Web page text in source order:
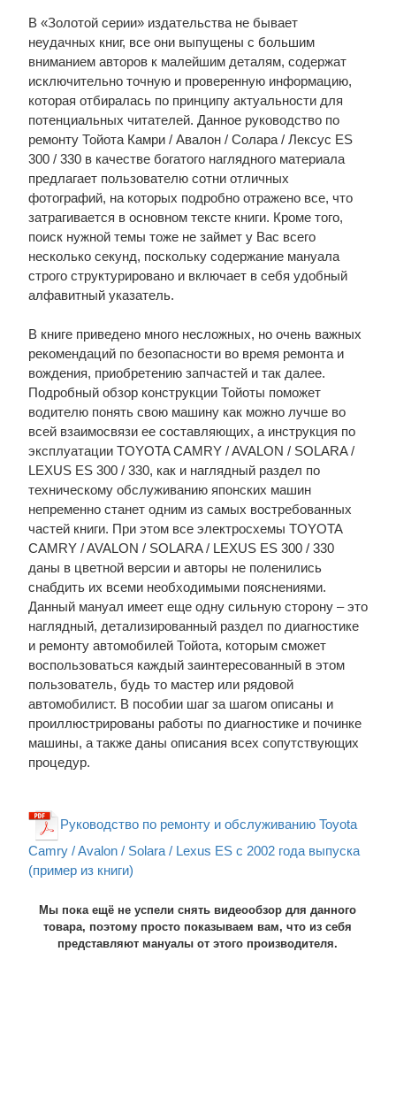
В «Золотой серии» издательства не бывает
неудачных книг, все они выпущены с большим
вниманием авторов к малейшим деталям, содержат
исключительно точную и проверенную информацию,
которая отбиралась по принципу актуальности для
потенциальных читателей. Данное руководство по
ремонту Тойота Камри / Авалон / Солара / Лексус ES
300 / 330 в качестве богатого наглядного материала
предлагает пользователю сотни отличных
фотографий, на которых подробно отражено все, что
затрагивается в основном тексте книги. Кроме того,
поиск нужной темы тоже не займет у Вас всего
несколько секунд, поскольку содержание мануала
строго структурировано и включает в себя удобный
алфавитный указатель.
В книге приведено много несложных, но очень важных
рекомендаций по безопасности во время ремонта и
вождения, приобретению запчастей и так далее.
Подробный обзор конструкции Тойоты поможет
водителю понять свою машину как можно лучше во
всей взаимосвязи ее составляющих, а инструкция по
эксплуатации TOYOTA CAMRY / AVALON / SOLARA /
LEXUS ES 300 / 330, как и наглядный раздел по
техническому обслуживанию японских машин
непременно станет одним из самых востребованных
частей книги. При этом все электросхемы TOYOTA
CAMRY / AVALON / SOLARA / LEXUS ES 300 / 330
даны в цветной версии и авторы не поленились
снабдить их всеми необходимыми пояснениями.
Данный мануал имеет еще одну сильную сторону – это
наглядный, детализированный раздел по диагностике
и ремонту автомобилей Тойота, которым сможет
воспользоваться каждый заинтересованный в этом
пользователь, будь то мастер или рядовой
автомобилист. В пособии шаг за шагом описаны и
проиллюстрированы работы по диагностике и починке
машины, а также даны описания всех сопутствующих
процедур.
Руководство по ремонту и обслуживанию Toyota
Camry / Avalon / Solara / Lexus ES c 2002 года выпуска
(пример из книги)
Мы пока ещё не успели снять видеообзор для данного
товара, поэтому просто показываем вам, что из себя
представляют мануалы от этого производителя.